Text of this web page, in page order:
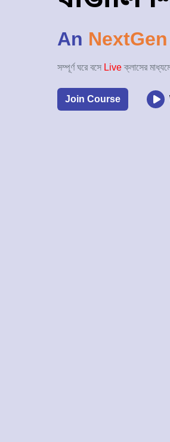
An
সম্পূর্ণ ঘরে বসে Liveক্লাসের
Join Course